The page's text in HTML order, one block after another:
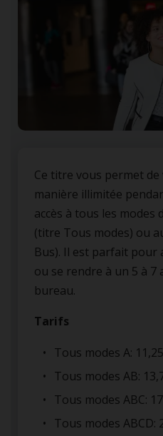
Ce titre vous permet de
manière illimitée
accès à tous les
(titre Tous modes) ou
Bus). Il est parfait pour
ou se rendre à un 5 à
bureau.
Tarifs
Tous modes A:
Tous modes AB:
Tous modes ABC:
Tous modes ABCD: